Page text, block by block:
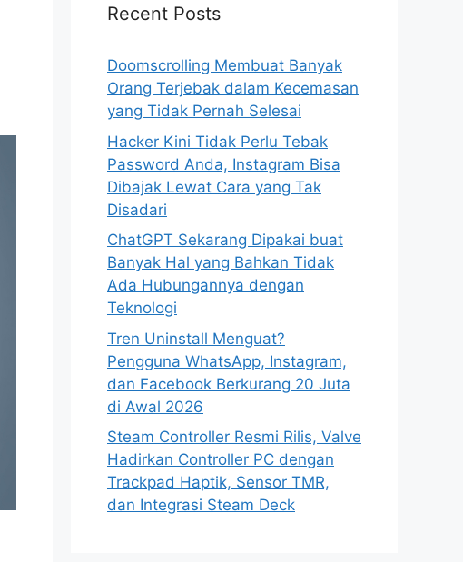
f
r
:
Recent Posts
Doomscrolling Membuat Banyak
Orang Terjebak dalam Kecemasan
yang Tidak Pernah Selesai
Hacker Kini Tidak Perlu Tebak
Password Anda, Instagram Bisa
Dibajak Lewat Cara yang Tak
Disadari
ChatGPT Sekarang Dipakai buat
Banyak Hal yang Bahkan Tidak
Ada Hubungannya dengan
Teknologi
Tren Uninstall Menguat?
Pengguna WhatsApp, Instagram,
dan Facebook Berkurang 20 Juta
di Awal 2026
Steam Controller Resmi Rilis, Valve
Hadirkan Controller PC dengan
Trackpad Haptik, Sensor TMR,
dan Integrasi Steam Deck